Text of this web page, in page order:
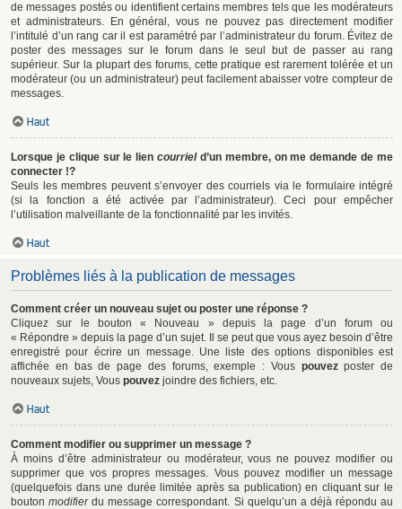
de messages postés ou identifient certains membres tels que les modérateurs
et administrateurs. En général, vous ne pouvez pas directement modifier
l’intitulé d’un rang car il est paramétré par l’administrateur du forum. Évitez de
poster des messages sur le forum dans le seul but de passer au rang
supérieur. Sur la plupart des forums, cette pratique est rarement tolérée et un
modérateur (ou un administrateur) peut facilement abaisser votre compteur de
messages.
Haut
Lorsque je clique sur le liencourrield’un membre, on me demande de me
connecter !?
Seuls les membres peuvent s’envoyer des courriels via le formulaire intégré
(si la fonction a été activée par l’administrateur). Ceci pour empêcher
l’utilisation malveillante de la fonctionnalité par les invités.
Haut
Problèmes liés à la publication de messages
Comment créer un nouveau sujet ou poster une réponse ?
Cliquez sur le bouton « Nouveau » depuis la page d’un forum ou
« Répondre » depuis la page d’un sujet. Il se peut que vous ayez besoin d’être
enregistré pour écrire un message. Une liste des options disponibles est
affichée en bas de page des forums, exemple : Vous pouvezposter de
nouveaux sujets, Vous pouvez joindre des fichiers, etc.
Haut
Comment modifier ou supprimer un message ?
À moins d’être administrateur ou modérateur, vous ne pouvez modifier ou
supprimer que vos propres messages. Vous pouvez modifier un message
(quelquefois dans une durée limitée après sa publication) en cliquant sur le
boutonmodifierdu message correspondant. Si quelqu’un a déjà répondu au